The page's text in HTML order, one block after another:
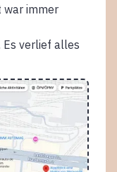
war immer
Es verlief alles